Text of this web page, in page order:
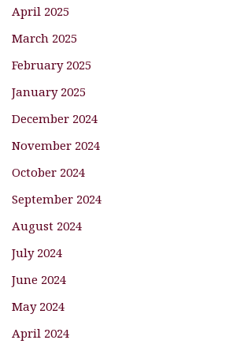
April 2025
March 2025
February 2025
January 2025
December 2024
November 2024
October 2024
September 2024
August 2024
July 2024
June 2024
May 2024
April 2024